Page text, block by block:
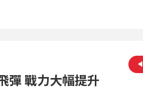
彈 戰力大幅提升